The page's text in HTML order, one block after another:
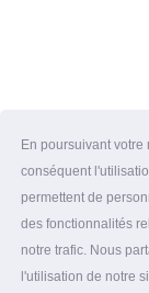
En poursuivant
conséquent
permettent de
des fonctionnalités
notre trafic. Nous
l'utilisation de notre